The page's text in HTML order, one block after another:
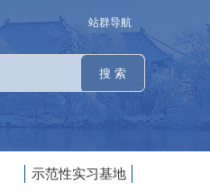
站群导航
示范性实习基地